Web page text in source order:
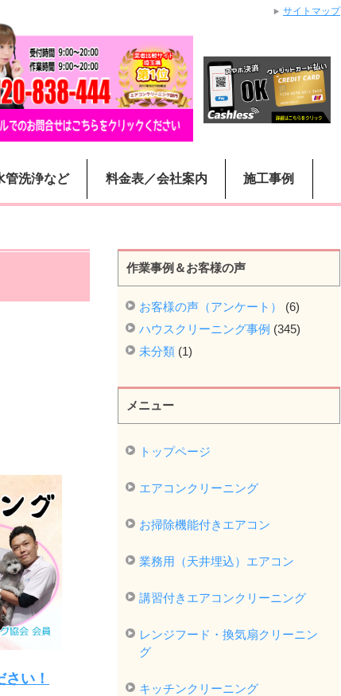
管洗浄など 料金表／会社案内 施工事例
い！
作業事例＆お客様の声
お客様の声（アンケート）
(6)
ハウスクリーニング事例 (345)
未分類 (1)
メニュー
トップページ
エアコンクリーニング
お掃除機能付きエアコン
業務用（天井埋込）エアコン
講習付きエアコンクリーニング
レンジフード・換気扇クリーニン
グ
キッチンクリーニング
サイトマップ